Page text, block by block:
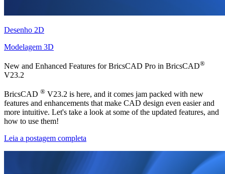
Desenho 2D
Modelagem 3D
New and Enhanced Features for BricsCAD Pro in BricsCAD®
V23.2
BricsCAD ® V23.2 is here, and it comes jam packed with new
features and enhancements that make CAD design even easier and
more intuitive. Let's take a look at some of the updated features, and
how to use them!
Leia a postagem completa